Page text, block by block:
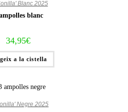
Blanc 2025
blanc
34,95€
a la cistella
Negre 2025